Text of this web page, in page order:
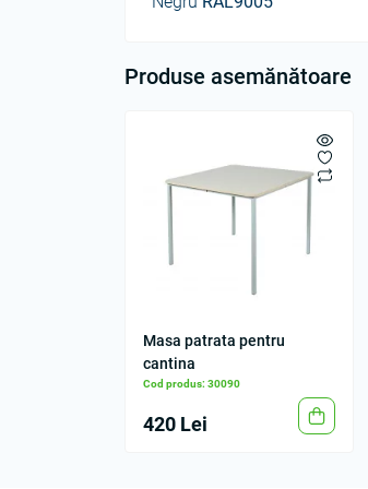
Produse asemănătoare
Masa patrata pentru
cantina
Cod produs: 30090
420 Lei